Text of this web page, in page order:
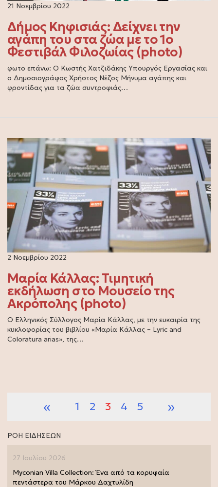
21 Νοεμβρίου 2022
Δήμος Κηφισιάς: Δείχνει την
αγάπη του στα ζώα με το 1ο
Φεστιβάλ Φιλοζωίας (photo)
φωτο επάνω: Ο Κωστής Χατζιδάκης Υπουργός Εργασίας και
ο Δημοσιογράφος Χρήστος Νέζος Μήνυμα αγάπης και
φροντίδας για τα ζώα συντροφιάς…
2 Νοεμβρίου 2022
Μαρία Κάλλας: Τιμητική
εκδήλωση στο Μουσείο της
Ακρόπολης (photo)
Ο Ελληνικός Σύλλογος Μαρία Κάλλας, με την ευκαιρία της
κυκλοφορίας του βιβλίου «Μαρία Κάλλας – Lyric and
Coloratura arias», της…
« 1 2 3 4 5 »
ΡΟΗ ΕΙΔΗΣΕΩΝ
27 Ιουλίου 2026
Myconian Villa Collection: Ένα από τα κορυφαία
πεντάστερα του Μάρκου Δαχτυλίδη